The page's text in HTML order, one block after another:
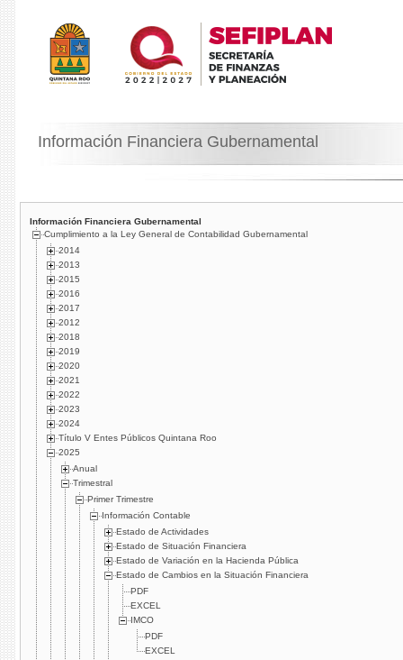
Información Financiera Gubernamental
Información Financiera Gubernamental
Cumplimiento a la Ley General de Contabilidad Gubernamental
2014
2013
2015
2016
2017
2012
2018
2019
2020
2021
2022
2023
2024
Título V Entes Públicos Quintana Roo
2025
Anual
Trimestral
Primer Trimestre
Información Contable
Estado de Actividades
Estado de Situación Financiera
Estado de Variación en la Hacienda Pública
Estado de Cambios en la Situación Financiera
PDF
EXCEL
IMCO
PDF
EXCEL